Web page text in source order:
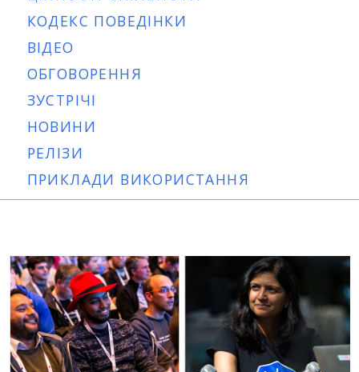
КОДЕКС ПОВЕДІНКИ
ВІДЕО
ОБГОВОРЕННЯ
ЗУСТРІЧІ
НОВИНИ
РЕЛІЗИ
ПРИКЛАДИ ВИКОРИСТАННЯ